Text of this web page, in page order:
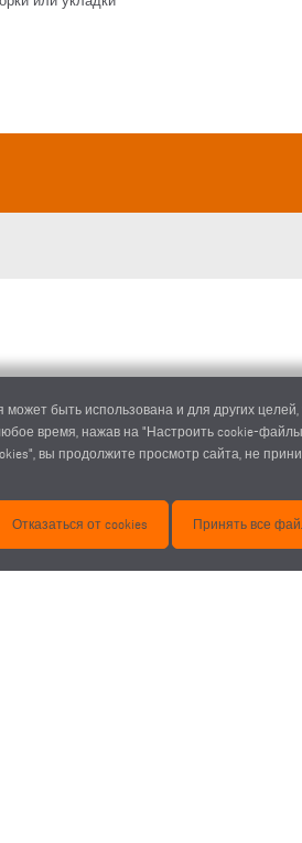
быть использована и для других целей,
время, нажав на "Настроить cookie-
вы продолжите просмотр сайта, не
Отказаться от cookies Принять все